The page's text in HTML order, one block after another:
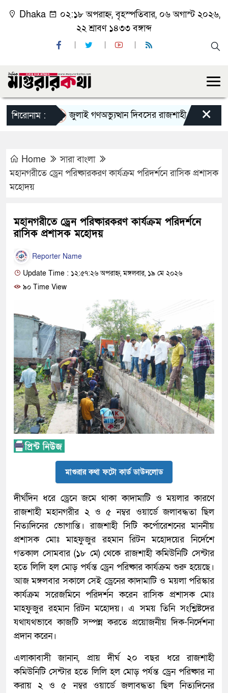
Dhaka
০২:১৮ অপরাহ্ন, বৃহস্পতিবার, ০৬ অগাস্ট ২০২৬,
২২ শ্রাবণ ১৪৩৩ বঙ্গাব্দ
শিরোনাম : জুলাই গণঅভ্যুত্থান দিবসের রাজশাহী মহানগর×
Home
সারা বাংলা
মহানগরীতে ড্রেন পরিষ্কারকরণ কার্যক্রম পরিদর্শনে রাসিক প্রশাসক
মহোদয়
মহানগরীতে ড্রেন পরিষ্কারকরণ কার্যক্রম পরিদর্শনে
রাসিক প্রশাসক মহোদয়
Reporter Name
Update Time : ১২:৫৭:২৬ অপরাহ্ন, মঙ্গলবার, ১৯ মে ২০২৬
৯০ Time View
মাগুরার কথা ফটো কার্ড ডাউনলোড
দীর্ঘদিন ধরে ড্রেনে জমে থাকা কাদামাটি ও ময়লার কারণে
রাজশাহী মহানগরীর ২ ও ৫ নম্বর ওয়ার্ডে জলাবদ্ধতা ছিল
নিত্যদিনের ভোগান্তি। রাজশাহী সিটি কর্পোরেশনের মাননীয়
প্রশাসক মোঃ মাহফুজুর রহমান রিটন মহোদয়ের নির্দেশে
গতকাল সোমবার (১৮ মে) থেকে রাজশাহী কমিউনিটি সেন্টার
হতে লিলি হল মোড় পর্যন্ত ড্রেন পরিষ্কার কার্যক্রম শুরু হয়েছে।
আজ মঙ্গলবার সকালে সেই ড্রেনের কাদামাটি ও ময়লা পরিস্কার
কার্যক্রম সরেজমিনে পরিদর্শন করেন রাসিক প্রশাসক মোঃ
মাহফুজুর রহমান রিটন মহোদয়। এ সময় তিনি সংশ্লিষ্টদের
যথাযথভাবে কাজটি সম্পন্ন করতে প্রয়োজনীয় দিক-নির্দেশনা
প্রদান করেন।
এলাকাবাসী জানান, প্রায় দীর্ঘ ২০ বছর ধরে রাজশাহী
কমিউনিটি সেন্টার হতে লিলি হল মোড় পর্যন্ত ড্রেন পরিষ্কার না
করায় ২ ও ৫ নম্বর ওয়ার্ডে জলাবদ্ধতা ছিল নিত্যদিনের